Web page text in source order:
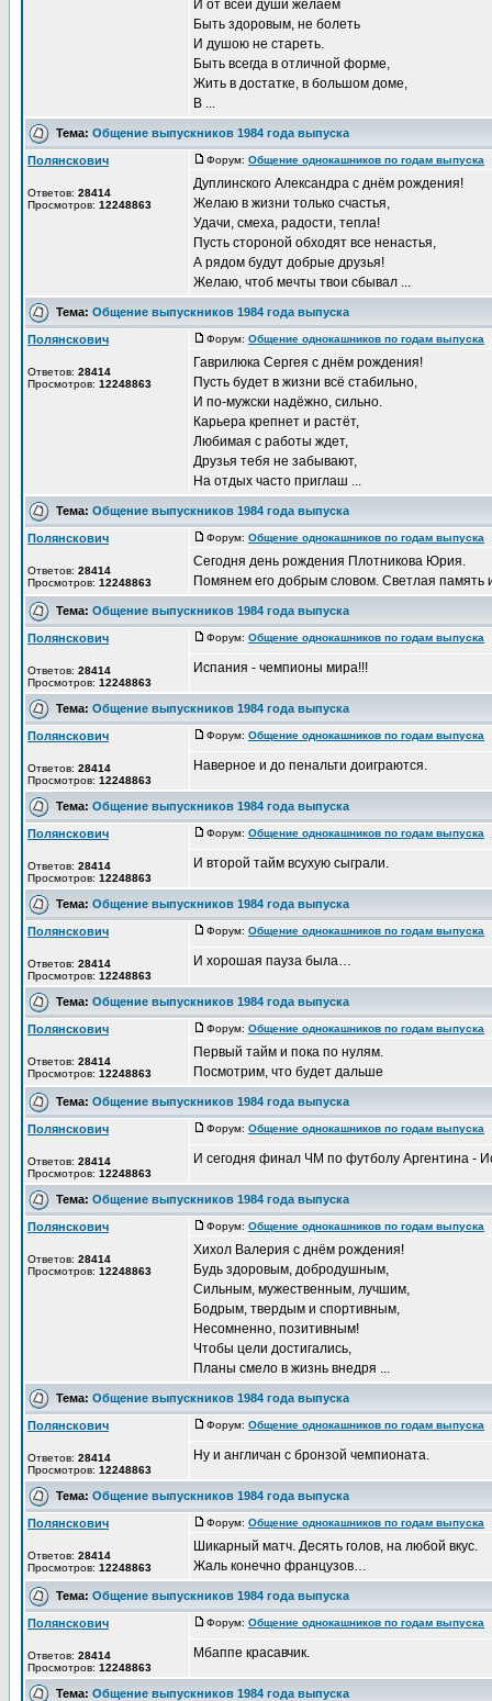
И от всей души желаем
Быть здоровым, не болеть
И душою не стареть.
Быть всегда в отличной форме,
Жить в достатке, в большом доме,
В ...
Тема: Общение выпускников 1984 года выпуска
Полянскович
Ответов: 28414
Просмотров: 12248863
Форум: Общение однокашников по годам выпуска
Дуплинского Александра с днём рождения!
Желаю в жизни только счастья,
Удачи, смеха, радости, тепла!
Пусть стороной обходят все ненастья,
А рядом будут добрые друзья!
Желаю, чтоб мечты твои сбывал ...
Тема: Общение выпускников 1984 года выпуска
Полянскович
Ответов: 28414
Просмотров: 12248863
Форум: Общение однокашников по годам выпуска
Гаврилюка Сергея с днём рождения!
Пусть будет в жизни всё стабильно,
И по-мужски надёжно, сильно.
Карьера крепнет и растёт,
Любимая с работы ждет,
Друзья тебя не забывают,
На отдых часто приглаш ...
Тема: Общение выпускников 1984 года выпуска
Полянскович
Ответов: 28414
Просмотров: 12248863
Форум: Общение однокашников по годам выпуска
Сегодня день рождения Плотникова Юрия.
Помянем его добрым словом. Светлая память
Тема: Общение выпускников 1984 года выпуска
Полянскович
Ответов: 28414
Просмотров: 12248863
Форум: Общение однокашников по годам выпуска
Испания - чемпионы мира!!!
Тема: Общение выпускников 1984 года выпуска
Полянскович
Ответов: 28414
Просмотров: 12248863
Форум: Общение однокашников по годам выпуска
Наверное и до пенальти доиграются.
Тема: Общение выпускников 1984 года выпуска
Полянскович
Ответов: 28414
Просмотров: 12248863
Форум: Общение однокашников по годам выпуска
И второй тайм всухую сыграли.
Тема: Общение выпускников 1984 года выпуска
Полянскович
Ответов: 28414
Просмотров: 12248863
Форум: Общение однокашников по годам выпуска
И хорошая пауза была…
Тема: Общение выпускников 1984 года выпуска
Полянскович
Ответов: 28414
Просмотров: 12248863
Форум: Общение однокашников по годам выпуска
Первый тайм и пока по нулям.
Посмотрим, что будет дальше
Тема: Общение выпускников 1984 года выпуска
Полянскович
Ответов: 28414
Просмотров: 12248863
Форум: Общение однокашников по годам выпуска
И сегодня финал ЧМ по футболу Аргентина -
Тема: Общение выпускников 1984 года выпуска
Полянскович
Ответов: 28414
Просмотров: 12248863
Форум: Общение однокашников по годам выпуска
Хихол Валерия с днём рождения!
Будь здоровым, добродушным,
Сильным, мужественным, лучшим,
Бодрым, твердым и спортивным,
Несомненно, позитивным!
Чтобы цели достигались,
Планы смело в жизнь внедря ...
Тема: Общение выпускников 1984 года выпуска
Полянскович
Ответов: 28414
Просмотров: 12248863
Форум: Общение однокашников по годам выпуска
Ну и англичан с бронзой чемпионата.
Тема: Общение выпускников 1984 года выпуска
Полянскович
Ответов: 28414
Просмотров: 12248863
Форум: Общение однокашников по годам выпуска
Шикарный матч. Десять голов, на любой вкус.
Жаль конечно французов…
Тема: Общение выпускников 1984 года выпуска
Полянскович
Ответов: 28414
Просмотров: 12248863
Форум: Общение однокашников по годам выпуска
Мбаппе красавчик.
Тема: Общение выпускников 1984 года выпуска